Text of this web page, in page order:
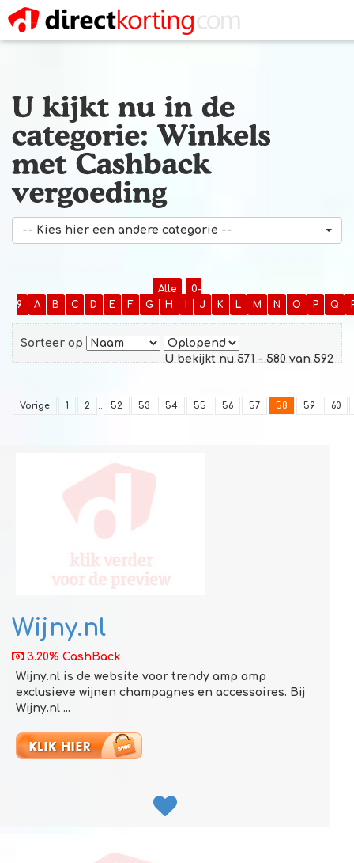
-- Kies hier een andere categorie --
Alle
0-
9
A B C D E F G H I J K L M N O P Q
Sorteer op
U bekijkt nu 571 - 580 van 592
Vorige 1 2 .. 52 53 54 55 56 57 58 59 60
Wijny.nl
3.20% CashBack
Wijny.nl is de website voor trendy amp amp
exclusieve wijnen champagnes en accessoires. Bij
Wijny.nl ...